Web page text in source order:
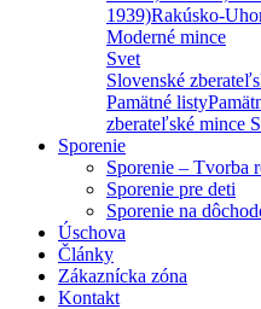
1939)Rakúsko-
Moderné mince
Svet
Slovenské
Pamätné listy
zberateľské mince
Sporenie
Sporenie – Tvorba
Sporenie pre deti
Sporenie na
Úschova
Články
Zákaznícka zóna
Kontakt